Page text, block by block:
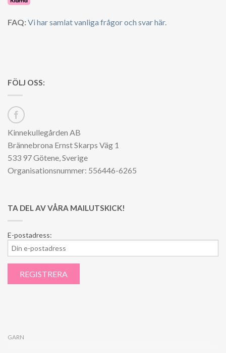
FAQ:Vi har samlat vanliga frågor och svar här.
FÖLJ OSS:
Kinnekullegården AB
Brännebrona Ernst Skarps Väg 1
533 97 Götene, Sverige
Organisationsnummer: 556446-6265
TA DEL AV VÅRA MAILUTSKICK!
E-postadress:
GARN